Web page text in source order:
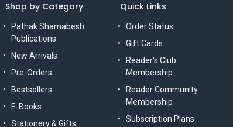
Shop by Category
Pathak Shamabesh
Publications
New Arrivals
Pre-Orders
Bestsellers
E-Books
Stationery & Gifts
Quick Links
Order Status
Gift Cards
Reader's Club
Membership
Reader Community
Membership
Subscription Plans